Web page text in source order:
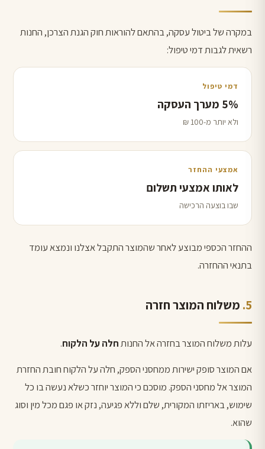
במקרה של ביטול עסקה, בהתאם להוראות חוק הגנת הצרכן, החנות
רשאית לגבות דמי טיפול:
דמי טיפול
5% מערך העסקה
ולא יותר מ-100 ₪
אמצעי ההחזר
לאותו אמצעי תשלום
שבו בוצעה הרכישה
ההחזר הכספי מבוצע לאחר שהמוצר התקבל אצלנו ונמצא עומד
בתנאי ההחזרה.
משלוח המוצר חזרה
עלות משלוח המוצר בחזרה אל החנותחלה על הלקוח.
אם המוצר סופק ישירות ממחסני הספק, חלה על הלקוח חובת החזרת
המוצר אל מחסני הספק. מוסכם כי המוצר יוחזר כשלא נעשה בו כל
שימוש, באריזתו המקורית, שלם וללא פגיעה, נזק או פגם מכל מין וסוג
שהוא.